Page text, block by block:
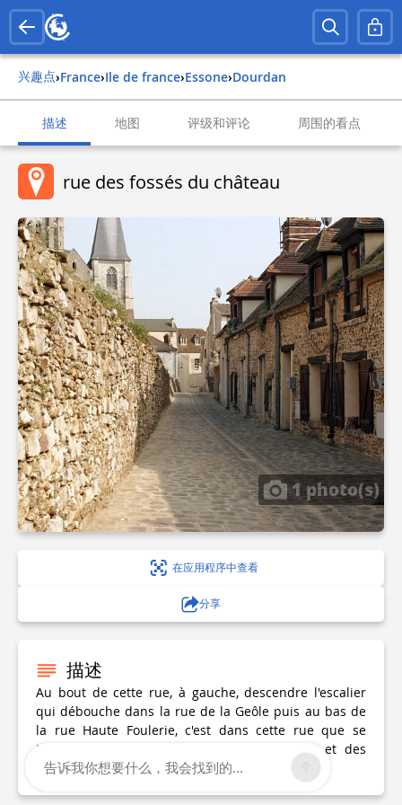
兴趣点› france› ile de france› essone› dourdan
描述 地图 评级和评论 周围的看点
rue des fossés du château
1 photo(s)
在应用程序中查看
分享
描述
Au bout de cette rue, à gauche, descendre l'escalier
qui débouche dans la rue de la Geôle puis au bas de
la rue Haute Foulerie, c'est dans cette rue que se
trouvaient les ateliers de foulerie de laine et des
draps.
告诉我你想要什么，我会找到的...